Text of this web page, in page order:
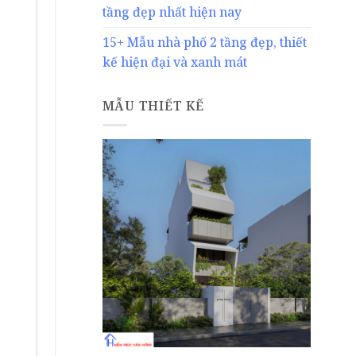
tầng đẹp nhất hiện nay
15+ Mẫu nhà phố 2 tầng đẹp, thiết
kế hiện đại và xanh mát
MẪU THIẾT KẾ